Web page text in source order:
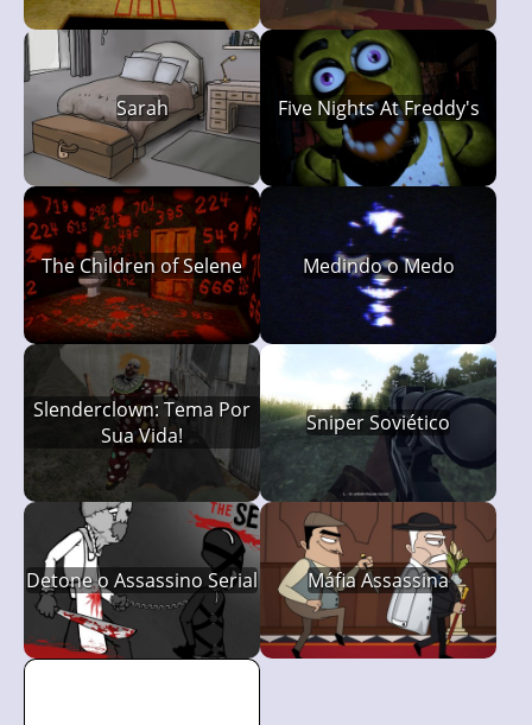
Sarah Five Nights At Freddy's
The Children of Selene Medindo o Medo
Slenderclown: Tema Por
Sua Vida!
Sniper Soviético
Detone o Assassino Serial Máfia Assassina